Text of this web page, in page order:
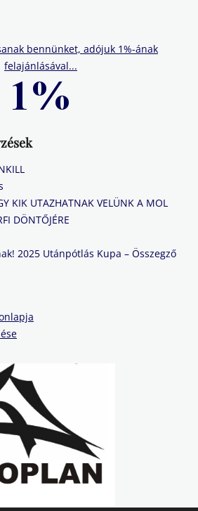
bennünket, adójuk 1%-ának
felajánlásával...
KIK UTAZHATNAK VELÜNK A MOL
DÖNTŐJÉRE
2025 Utánpótlás Kupa – Összegző